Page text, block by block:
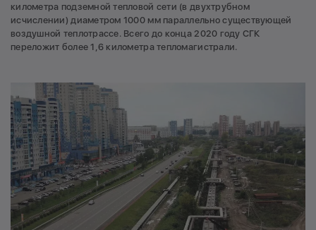
километра подземной тепловой сети (в двухтрубном
исчислении) диаметром 1000 мм параллельно существующей
воздушной теплотрассе. Всего до конца 2020 году СГК
переложит более 1,6 километра тепломагистрали.